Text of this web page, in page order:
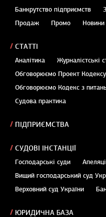
Банкрутство підприємств
Продаж
Промо Новини
СТАТТІ
Аналітика Журналістські
Обговорюємо Проект Кодексу
Обговорюємо Кодекс з
Судова практика
ПІДПРИЄМСТВА
СУДОВІ ІНСТАНЦІЇ
Господарські суди
Вищий господарський суд
Верховний суд України
ЮРИДИЧНА БАЗА